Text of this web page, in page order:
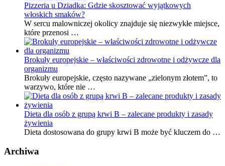
Pizzeria u Dziadka: Gdzie skosztować wyjątkowych
włoskich smaków?
W sercu malowniczej okolicy znajduje się niezwykłe miejsce,
które przenosi …
Brokuły europejskie – właściwości zdrowotne i odżywcze dla
organizmu
Brokuły europejskie, często nazywane „zielonym złotem”, to
warzywo, które nie …
Dieta dla osób z grupą krwi B – zalecane produkty i zasady
żywienia
Dieta dostosowana do grupy krwi B może być kluczem do …
Archiwa